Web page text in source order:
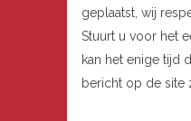
geplaatst, wij
Stuurt u voor het
kan het enige tijd
bericht op de site